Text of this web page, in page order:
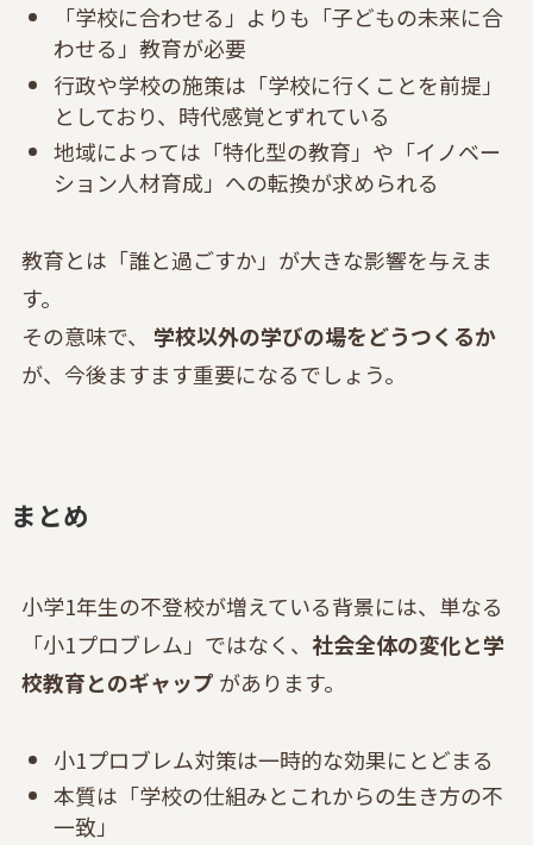
「学校に合わせる」よりも「子どもの未来に合
わせる」教育が必要
行政や学校の施策は「学校に行くことを前提」
としており、時代感覚とずれている
地域によっては「特化型の教育」や「イノベー
ション人材育成」への転換が求められる
教育とは「誰と過ごすか」が大きな影響を与えま
す。
その意味で、 学校以外の学びの場をどうつくるか
が、今後ますます重要になるでしょう。
まとめ
小学1年生の不登校が増えている背景には、単なる
「小1プロブレム」ではなく、 社会全体の変化と学
校教育とのギャップ があります。
小1プロブレム対策は一時的な効果にとどまる
本質は「学校の仕組みとこれからの生き方の不
一致」